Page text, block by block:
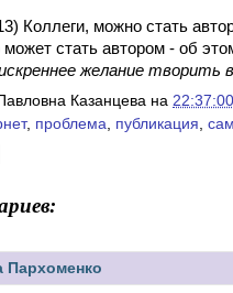
Коллеги, можно стать
может стать автором - об
желание творить
Казанцева на 22:37:00
, проблема публикация
Пархоменко